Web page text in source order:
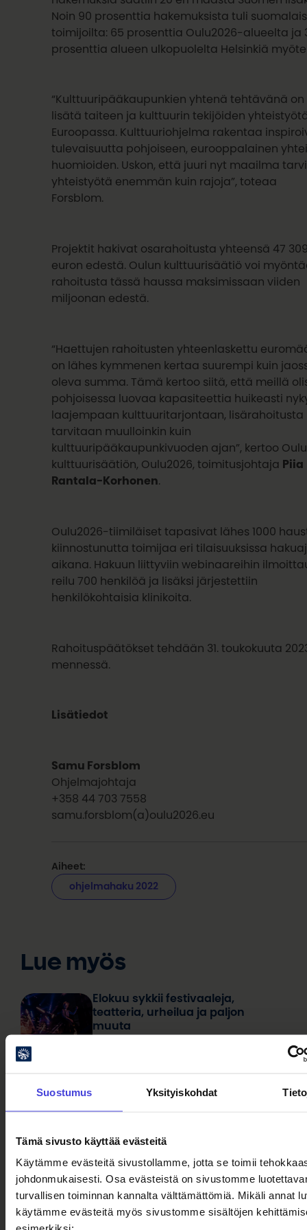
Suostumus Yksityiskohdat
Tämä sivusto käyttää evästeitä
Käytämme evästeitä sivustollamme, jotta se toimii
johdonmukaisesti. Osa evästeistä on sivustomme
turvallisen toiminnan kannalta välttämättömiä. Mikäli annat
käytämme evästeitä myös sivustomme sisältöjen
Noin 90 prosenttia hakemuksista tuli
toimijoilta: 65 prosenttia Oulu2026-alueelta ja
prosenttia alueen ulkopuolelta Helsinkiä
“Kulttuuripääkaupunkien yhtenä tehtävänä on
lisätä taiteen ja kulttuurin tekijöiden
Euroopassa. Kulttuuriohjelma rakentaa
tulevaisuutta pohjoiseen, eurooppalainen
huomioiden. Uskon, että juuri nyt maailma
yhteistyötä enemmän kuin rajoja”, toteaa
Forsblom.
Projektit hakivat osarahoitusta yhteensä 47
euron edestä. Oulun kulttuurisäätiö voi
rahoitusta tässä haussa maksimissaan viiden
miljoonan edestä.
“Haettujen rahoitusten yhteenlaskettu
on lähes kymmenen kertaa suurempi kuin
oleva summa. Tämä kertoo siitä, että meillä
pohjoisessa luovaa kapasiteettia huikeasti
laajempaan kulttuuritarjontaan, lisärahoitusta
tarvitaan muulloinkin kuin
kulttuuripääkaupunkivuoden ajan”, kertoo
kulttuurisäätiön, Oulu2026, toimitusjohtaja Piia
Rantala-Korhonen
Oulu2026-tiimiläiset tapasivat lähes 1000
kiinnostunutta toimijaa eri tilaisuuksissa
aikana. Hakuun liittyviin webinaareihin
reilu 700 henkilöä ja lisäksi järjestettiin
henkilökohtaisia klinikoita.
Rahoituspäätökset tehdään 31. toukokuuta
mennessä.
Lisätiedot
Samu Forsblom
Ohjelmajohtaja
+358 44 703 7558
samu.forsblom(a)oulu2026.eu
Aiheet:
ohjelmahaku 2022
Lue myös
Ilmakitaransoiton
Aapo "The
Angus"
hurmasi
sekä katsojat
että
tuomariston
viime
Elokuu sykkii festivaaleja,
teatteria, urheilua ja paljon
muuta